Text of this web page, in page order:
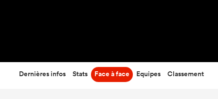
Dernières infos Stats Face à face Equipes Classement